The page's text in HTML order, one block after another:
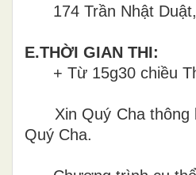
174 Trần Nhật Duật,
E.THỜI GIAN THI:
+ Từ 15g30 chiều
Xin Quý Cha thông
Quý Cha.